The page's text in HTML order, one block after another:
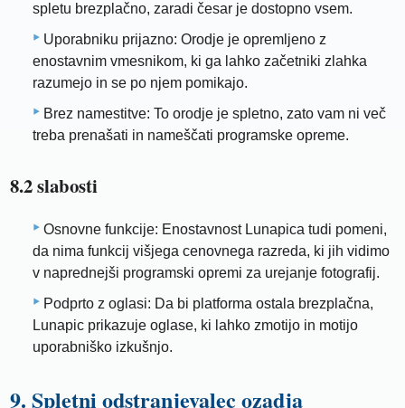
spletu brezplačno, zaradi česar je dostopno vsem.
Uporabniku prijazno: Orodje je opremljeno z
enostavnim vmesnikom, ki ga lahko začetniki zlahka
razumejo in se po njem pomikajo.
Brez namestitve: To orodje je spletno, zato vam ni več
treba prenašati in nameščati programske opreme.
8.2 slabosti
Osnovne funkcije: Enostavnost Lunapica tudi pomeni,
da nima funkcij višjega cenovnega razreda, ki jih vidimo
v naprednejši programski opremi za urejanje fotografij.
Podprto z oglasi: Da bi platforma ostala brezplačna,
Lunapic prikazuje oglase, ki lahko zmotijo ​​in motijo ​​
uporabniško izkušnjo.
9. Spletni odstranjevalec ozadja